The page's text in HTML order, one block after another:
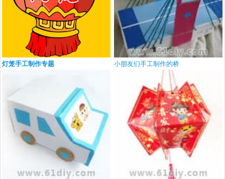
灯笼手工制作专题 小朋友们手工制作的桥